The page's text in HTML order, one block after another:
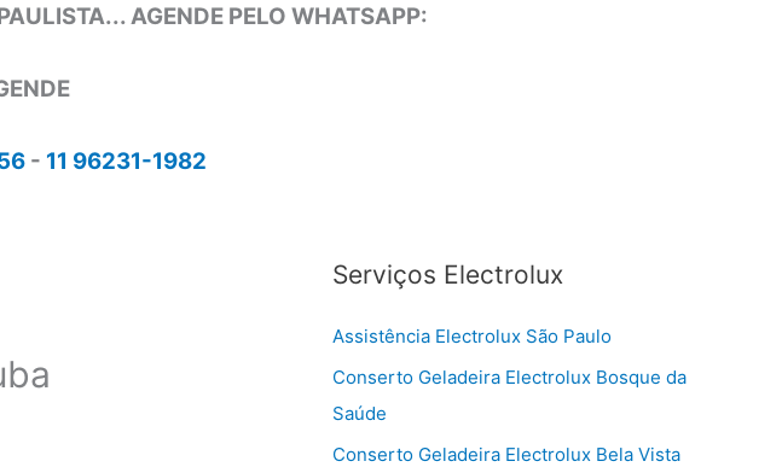
AGENDE PELO WHATSAPP:
- 11 96231-1982
Serviços Electrolux
Assistência Electrolux São Paulo
Conserto Geladeira Electrolux Bosque da
Saúde
Conserto Geladeira Electrolux Bela Vista